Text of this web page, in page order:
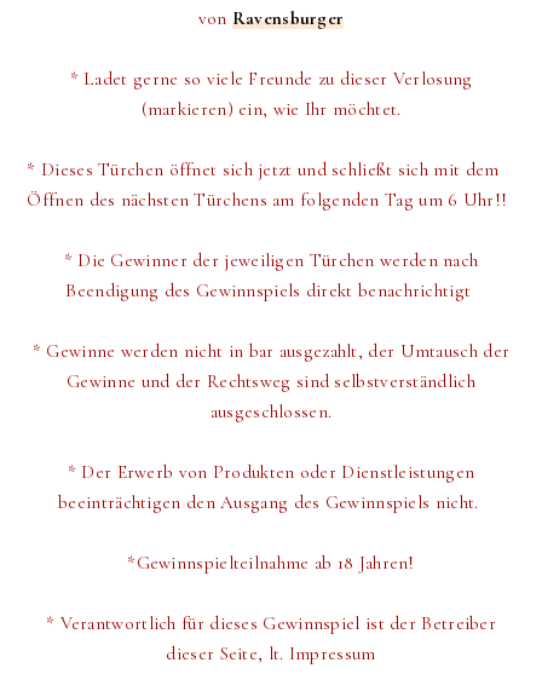
von Ravensburger
* Ladet gerne so viele Freunde zu dieser Verlosung
(markieren) ein, wie Ihr möchtet.
* Dieses Türchen öffnet sich jetzt und schließt sich mit dem
Öffnen des nächsten Türchens am folgenden Tag um 6 Uhr!!
* Die Gewinner der jeweiligen Türchen werden nach
Beendigung des Gewinnspiels direkt benachrichtigt
* Gewinne werden nicht in bar ausgezahlt, der Umtausch der
Gewinne und der Rechtsweg sind selbstverständlich
ausgeschlossen.
* Der Erwerb von Produkten oder Dienstleistungen
beeinträchtigen den Ausgang des Gewinnspiels nicht.
*Gewinnspielteilnahme ab 18 Jahren!
* Verantwortlich für dieses Gewinnspiel ist der Betreiber
dieser Seite, lt. Impressum